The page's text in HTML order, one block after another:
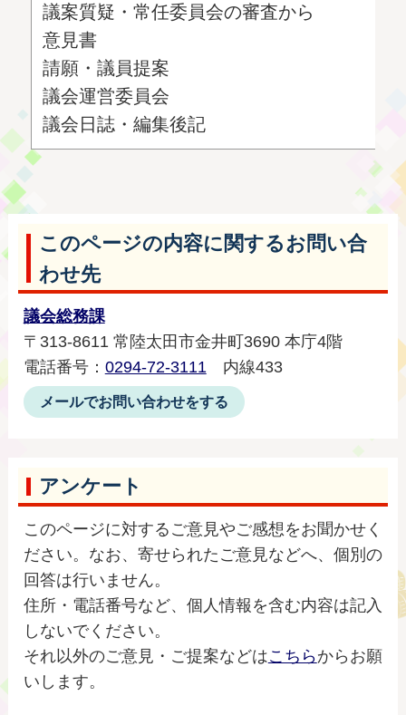
議案質疑・常任委員会の審査から
意見書
請願・議員提案
議会運営委員会
議会日誌・編集後記
このページの内容に関するお問い合
わせ先
議会総務課
〒313-8611 常陸太田市金井町3690 本庁4階
電話番号： 0294-72-3111内線433
メールでお問い合わせをする
アンケート
このページに対するご意見やご感想をお聞かせく
ださい。なお、寄せられたご意見などへ、個別の
回答は行いません。
住所・電話番号など、個人情報を含む内容は記入
しないでください。
それ以外のご意見・ご提案などはこちらからお願
いします。